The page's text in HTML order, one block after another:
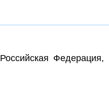
Федерация,